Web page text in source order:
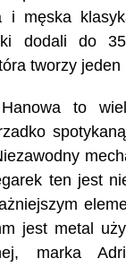
i męska
dodali do
tworzy jeden
to
ten jest
jest metal
marka